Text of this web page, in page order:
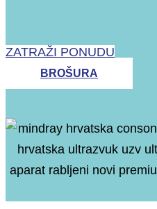
ZATRAŽI PONUDU
BROŠURA